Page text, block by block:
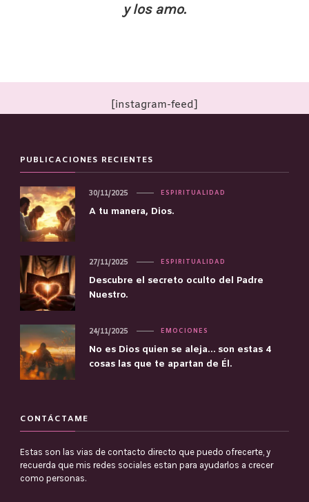
y los amo.
[instagram-feed]
PUBLICACIONES RECIENTES
ESPIRITUALIDAD
A tu manera, Dios.
30/11/2025
ESPIRITUALIDAD
Descubre el secreto oculto del Padre
Nuestro.
27/11/2025
EMOCIONES
No es Dios quien se aleja… son estas 4
cosas las que te apartan de Él.
24/11/2025
CONTÁCTAME
Estas son las vias de contacto directo que puedo ofrecerte, y
recuerda que mis redes sociales estan para ayudarlos a crecer
como personas.